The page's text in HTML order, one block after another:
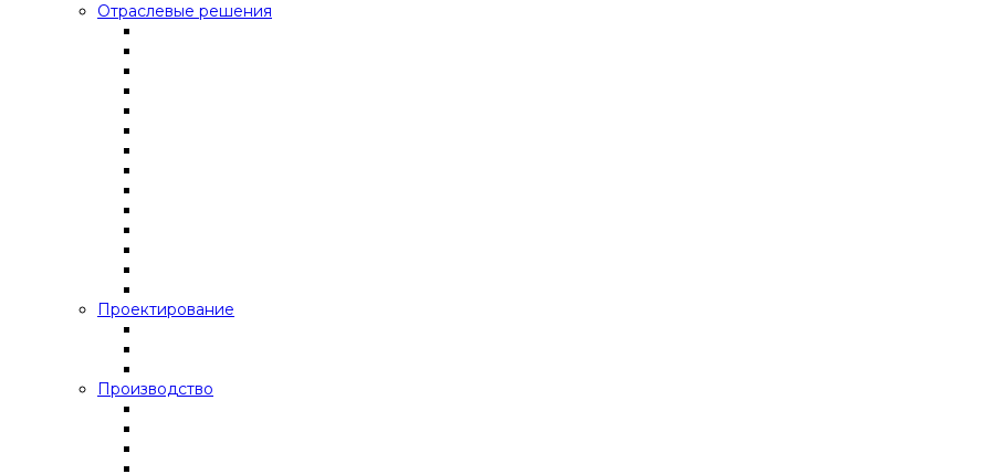
Отраслевые решения
Проектирование
Производство